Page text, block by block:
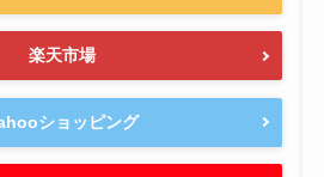
楽天市場
ショッピング